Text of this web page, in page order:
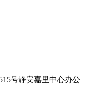
号静安嘉里中心办公